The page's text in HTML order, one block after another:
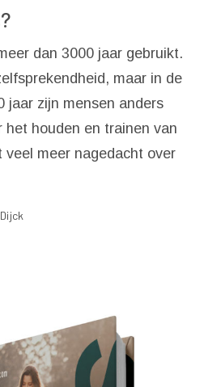
dan 3000 jaar gebruikt.
maar in de
jaar zijn mensen anders
het houden en trainen van
veel meer nagedacht over